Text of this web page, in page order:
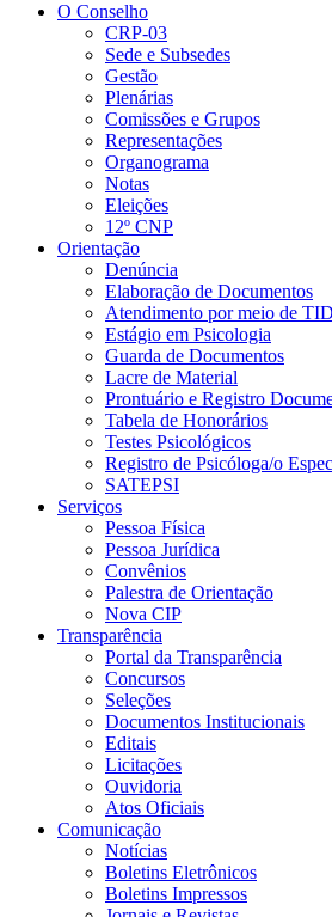
O Conselho
CRP-03
Sede e Subsedes
Gestão
Plenárias
Comissões e Grupos
Representações
Organograma
Notas
Eleições
12º CNP
Orientação
Denúncia
Elaboração de Documentos
Atendimento por meio de
Estágio em Psicologia
Guarda de Documentos
Lacre de Material
Prontuário e Registro
Tabela de Honorários
Testes Psicológicos
Registro de Psicóloga/o
SATEPSI
Serviços
Pessoa Física
Pessoa Jurídica
Convênios
Palestra de Orientação
Nova CIP
Transparência
Portal da Transparência
Concursos
Seleções
Documentos Institucionais
Editais
Licitações
Ouvidoria
Atos Oficiais
Comunicação
Notícias
Boletins Eletrônicos
Boletins Impressos